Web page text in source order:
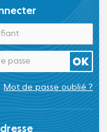
Mot de passe oublié ?